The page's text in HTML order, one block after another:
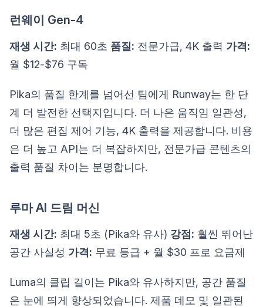
런웨이 Gen-4
재생 시간: 최대 60초 품질: 전문가급, 4K 출력 가격:
월 $12-$76 구독
Pika의 품질 한계를 넘어선 팀에게 Runway는 한 단
계 더 발전한 선택지입니다. 더 나은 움직임 일관성,
더 많은 편집 제어 기능, 4K 출력을 제공합니다. 비용
은 더 높고 API는 더 복잡하지만, 전문가급 콘텐츠의
출력 품질 차이는 분명합니다.
루마 AI 드림 머신
재생 시간: 최대 5초 (Pika와 유사) 강점: 훨씬 뛰어난
공간 사실성 가격: 무료 등급 + 월 $30 프로 요금제
Luma의 클립 길이는 Pika와 유사하지만, 공간 품질
은 눈에 띄게 향상되었습니다. 제품 데모 및 일관된